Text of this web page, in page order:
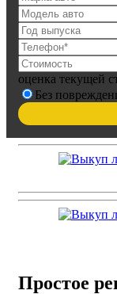
оценка текущей
Без
Простое